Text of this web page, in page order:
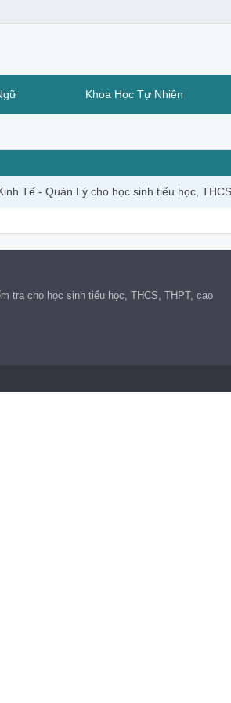
Khoa Học Tự Nhiên
Tế - Quản Lý cho học sinh tiểu học,
tra cho học sinh tiểu học, THCS, THPT, cao